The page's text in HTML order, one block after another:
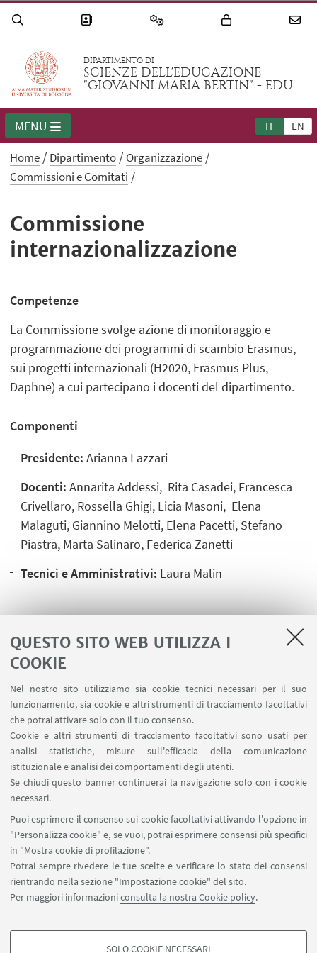
QUESTO SITO WEB UTILIZZA I
COOKIE
Nel nostro sito utilizziamo sia cookie tecnici necessari per il suo
funzionamento, sia cookie e altri strumenti di tracciamento facoltativi
che potrai attivare solo con il tuo consenso.
Cookie e altri strumenti di tracciamento facoltativi sono usati per
analisi statistiche, misure sull'efficacia della comunicazione
istituzionale e analisi dei comportamenti degli utenti.
Se chiudi questo banner continuerai la navigazione solo con i cookie
necessari.
Puoi esprimere il consenso sui cookie facoltativi attivando l'opzione in
"Personalizza cookie" e, se vuoi, potrai esprimere consensi più specifici
in "Mostra cookie di profilazione".
Potrai sempre rivedere le tue scelte e verificare lo stato dei consensi
rientrando nella sezione "Impostazione cookie" del sito.
Per maggiori informazioniconsulta la nostra Cookie policy.
SOLO COOKIE NECESSARI
DIPARTIMENTO DI
SCIENZE DELL'EDUCAZIONE
"GIOVANNI MARIA BERTIN" - EDU
IT EN
MENU
Home Dipartimento
Organizzazione
Commissioni e Comitati
Commissione
internazionalizzazione
Competenze
La Commissione svolge azione di monitoraggio e
programmazione dei programmi di scambio Erasmus,
sui progetti internazionali (H2020, Erasmus Plus,
Daphne) a cui partecipano i docenti del dipartimento.
Componenti
Presidente:Arianna Lazzari
Docenti:Annarita Addessi, Rita Casadei, Francesca
Crivellaro, Rossella Ghigi, Licia Masoni, Elena
Malaguti, Giannino Melotti, Elena Pacetti, Stefano
Piastra, Marta Salinaro, Federica Zanetti
Tecnici e Amministrativi: Laura Malin
Area riservata
Contatti
SEGUI IL DIPARTIMENTO SU:
SEGUI UNIBO SU:
APP: